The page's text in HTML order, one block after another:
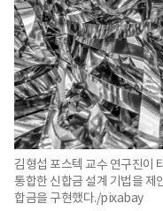
김형섭 포스텍 교수 연구진이
통합한 신합금 설계 기법을 제
합금을 구현했다./pixabay